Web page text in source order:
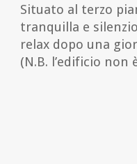
Situato al terzo
tranquilla e
relax dopo una
(N.B. l’edificio non